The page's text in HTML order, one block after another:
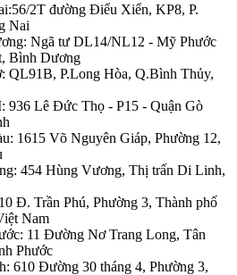
2T đường Điểu Xiển, KP8, P.
Nai
Ngã tư DL14/NL12 - Mỹ Phước
Bình Dương
QL91B, P.Long Hòa, Q.Bình Thủy,
936 Lê Đức Thọ - P15 - Quận Gò
1615 Võ Nguyên Giáp, Phường 12,
454 Hùng Vương, Thị trấn Di Linh,
Đ. Trần Phú, Phường 3, Thành phố
Nam
11 Đường Nơ Trang Long, Tân
Phước
610 Đường 30 tháng 4, Phường 3,